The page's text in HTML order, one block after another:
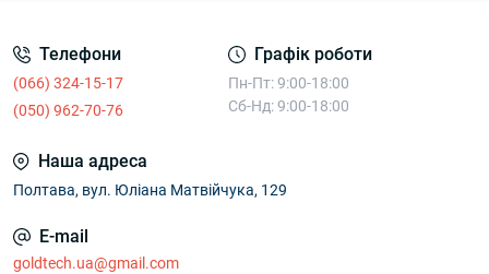
Телефони
(066) 324-15-17
(050) 962-70-76
Графік роботи
Пн-Пт: 9:00-18:00
Сб-Нд: 9:00-18:00
Наша адреса
Полтава, вул. Юліана Матвійчука, 129
E-mail
goldtech.ua@gmail.com